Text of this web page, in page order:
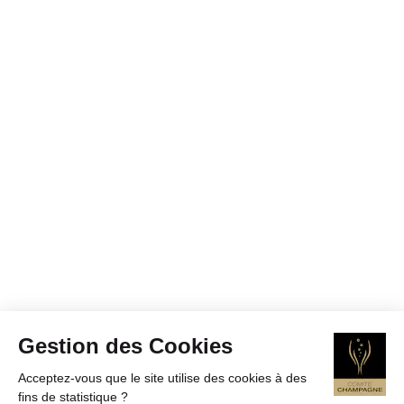
Gestion des Cookies
Acceptez-vous que le site utilise des cookies à des
fins de statistique ?